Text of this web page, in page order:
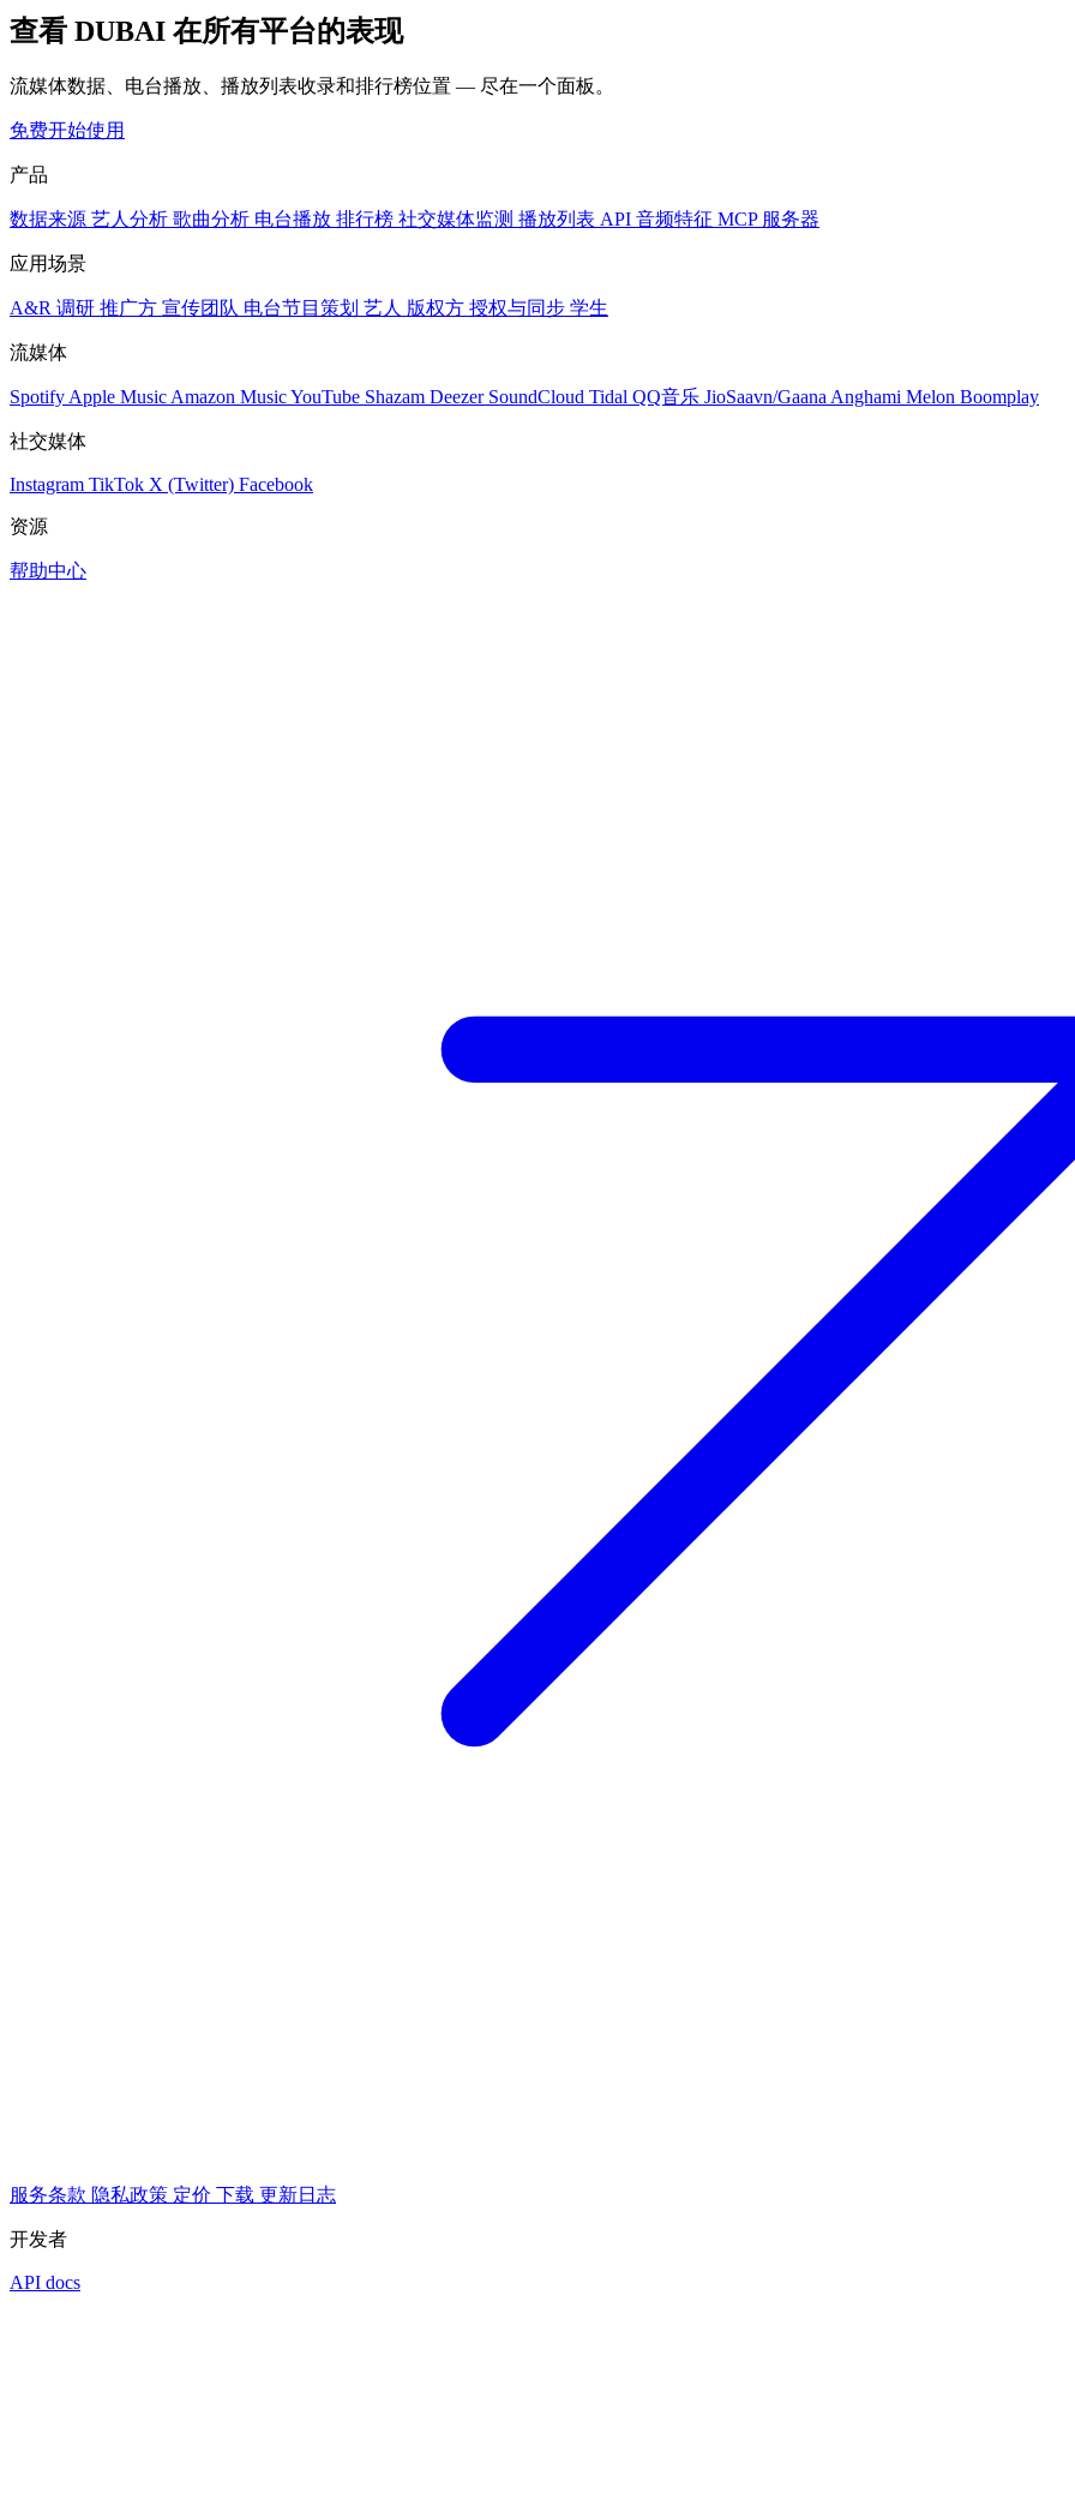
查看 DUBAI 在所有平台的表现
流媒体数据、电台播放、播放列表收录和排行榜位置 — 尽在一个面板。
免费开始使用
产品
数据来源 艺人分析 歌曲分析 电台播放 排行榜 社交媒体监测 播放列表 API 音频特征 MCP 服务器
应用场景
A&R 调研 推广方 宣传团队 电台节目策划 艺人 版权方 授权与同步 学生
流媒体
Spotify Apple Music Amazon MusicYouTube Shazam Deezer SoundCloud Tidal QQ音乐 JioSaavn/Gaana Anghami Melon Boomplay
社交媒体
Instagram TikTok X (Twitter) Facebook
资源
帮助中心
服务条款 隐私政策 定价 下载 更新日志
开发者
API docs